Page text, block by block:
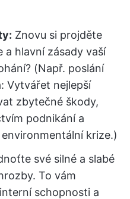
Znovu si projděte
a hlavní zásady vaší
(Např. poslání
Vytvářet nejlepší
zbytečné škody,
podnikání a
krize.)
své silné a slabé
To vám
schopnosti a